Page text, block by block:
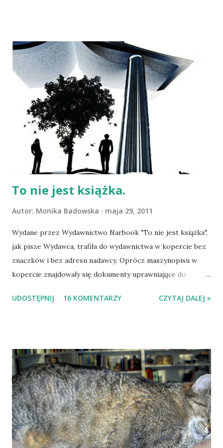
omijały ją nieszczęścia i zjawiska
mogące budzić zmartwienia. Akcja powieści rozpoczyna się
w latach czterdziestych, a kończy w siedemdziesiątych.
Przez ten czas obserwujemy życie mieszkańców
miasteczka południowego Missouri, towarzyszymy im w
radościach i smutkach, w dorastaniu i starzeniu się, a owe
towarzyszenie uprzyjemnia codzienna audycja radiowa
Sąsiadki Dorothy. Fannie Flagg pisze tworząc
(odtwarzając?) przyjazny i pełen nadziei klimat
prowincjonalnego miasta dumneg...
To nie jest książka.
Autor: Monika Badowska maja 29, 2011
Wydane przez Wydawnictwo Narbook "To nie jest książka",
jak pisze Wydawca, trafiła do wydawnictwa w kopercie bez
znaczków i bez adresu nadawcy. Oprócz maszynopisu w
kopercie znajdowały się dokumenty uprawniające do
tytule doskonale koresponduje z jej treścią. Wieśka i Miłosz
wiele wspólnego, zaczynają wspólnie szukać książki, która,
jak głoszą informacje znalezione przez dziewczynę, kryje w
sobie sposób na nieśmiertelność. Szukając księgi
zatytułowanej "To nie jest książka" trafiają do przedziwnej
biblioteki - nieuporządkowanej, będącej poza
finansowaniem państwowym i co za tym idzie poza
państwowym zarządzaniem. Każdy korzystający z Biblioteki
UDOSTĘPNIJ 16 KOMENTARZY CZYTAJ DALEJ »